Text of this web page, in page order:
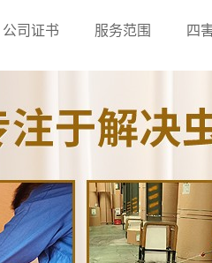
公司证书 服务范围 四